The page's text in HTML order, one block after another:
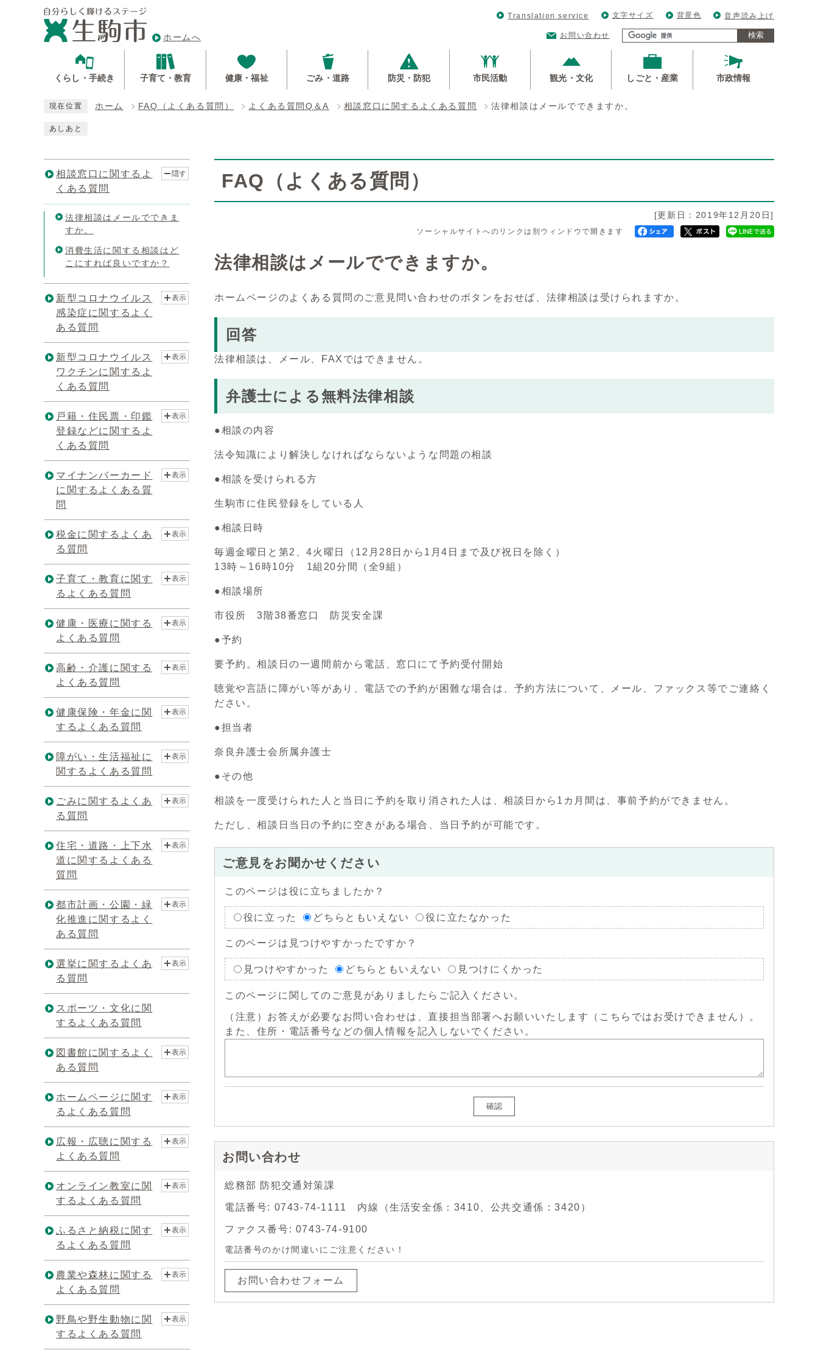
ホームへ
Translation service 文字サイズ 背景色 音声読み上げ
お問い合わせ 検索
くらし・手続き 子育て・教育 健康・福祉 ごみ・道路 防災・防犯 市民活動 観光・文化 しごと・産業 市政情報
現在位置 ホーム FAQ（よくある質問） よくある質問Q＆A 相談窓口に関するよくある質問 法律相談はメールでできますか。
あしあと
FAQ（よくある質問）
[更新日：2019年12月20日]
ソーシャルサイトへのリンクは別ウィンドウで開きます
法律相談はメールでできますか。
ホームページのよくある質問のご意見問い合わせのボタンをおせば、法律相談は受けられますか。
回答
法律相談は、メール、FAXではできません。
弁護士による無料法律相談
●相談の内容
法令知識により解決しなければならないような問題の相談
●相談を受けられる方
生駒市に住民登録をしている人
●相談日時
毎週金曜日と第2、4火曜日（12月28日から1月4日まで及び祝日を除く）
13時～16時10分 1組20分間（全9組）
●相談場所
市役所 3階38番窓口 防災安全課
●予約
要予約。相談日の一週間前から電話、窓口にて予約受付開始
聴覚や言語に障がい等があり、電話での予約が困難な場合は、予約方法について、メール、ファックス等でご連絡く
ださい。
●担当者
奈良弁護士会所属弁護士
●その他
相談を一度受けられた人と当日に予約を取り消された人は、相談日から1カ月間は、事前予約ができません。
ただし、相談日当日の予約に空きがある場合、当日予約が可能です。
ご意見をお聞かせください
このページは役に立ちましたか？
役に立った どちらともいえない 役に立たなかった
このページは見つけやすかったですか？
見つけやすかった どちらともいえない 見つけにくかった
このページに関してのご意見がありましたらご記入ください。
（注意）お答えが必要なお問い合わせは、直接担当部署へお願いいたします（こちらではお受けできません）。
また、住所・電話番号などの個人情報を記入しないでください。
確認
お問い合わせ
総務部 防犯交通対策課
電話番号: 0743-74-1111 内線（生活安全係：3410、公共交通係：3420）
ファクス番号: 0743-74-9100
電話番号のかけ間違いにご注意ください！
お問い合わせフォーム
相談窓口に関するよ
くある質問
隠す
法律相談はメールでできま
すか。
消費生活に関する相談はど
こにすれば良いですか？
新型コロナウイルス
感染症に関するよく
ある質問
表示
新型コロナウイルス
ワクチンに関するよ
くある質問
表示
戸籍・住民票・印鑑
登録などに関するよ
くある質問
表示
マイナンバーカード
に関するよくある質
問
表示
税金に関するよくあ
る質問
表示
子育て・教育に関す
るよくある質問
表示
健康・医療に関する
よくある質問
表示
高齢・介護に関する
よくある質問
表示
健康保険・年金に関
するよくある質問
表示
障がい・生活福祉に
関するよくある質問
表示
ごみに関するよくあ
る質問
表示
住宅・道路・上下水
道に関するよくある
質問
表示
都市計画・公園・緑
化推進に関するよく
ある質問
表示
選挙に関するよくあ
る質問
表示
スポーツ・文化に関
するよくある質問
図書館に関するよく
ある質問
表示
ホームページに関す
るよくある質問
表示
広報・広聴に関する
よくある質問
表示
オンライン教室に関
するよくある質問
表示
ふるさと納税に関す
るよくある質問
表示
農業や森林に関する
よくある質問
表示
野鳥や野生動物に関
するよくある質問
表示